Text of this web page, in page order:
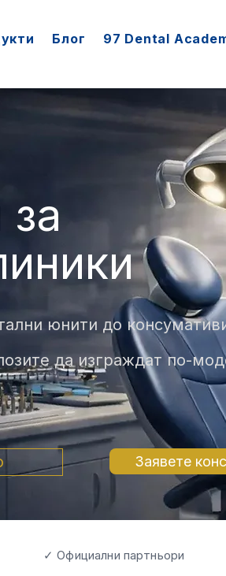
Блог 97 Dental
юнити до
да изграждат по-
Заявете
✓ Официални партньори